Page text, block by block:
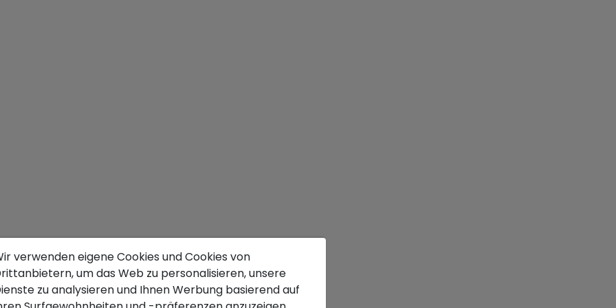
verwenden eigene Cookies und Cookies von
um das Web zu personalisieren, unsere
zu analysieren und Ihnen Werbung basierend auf